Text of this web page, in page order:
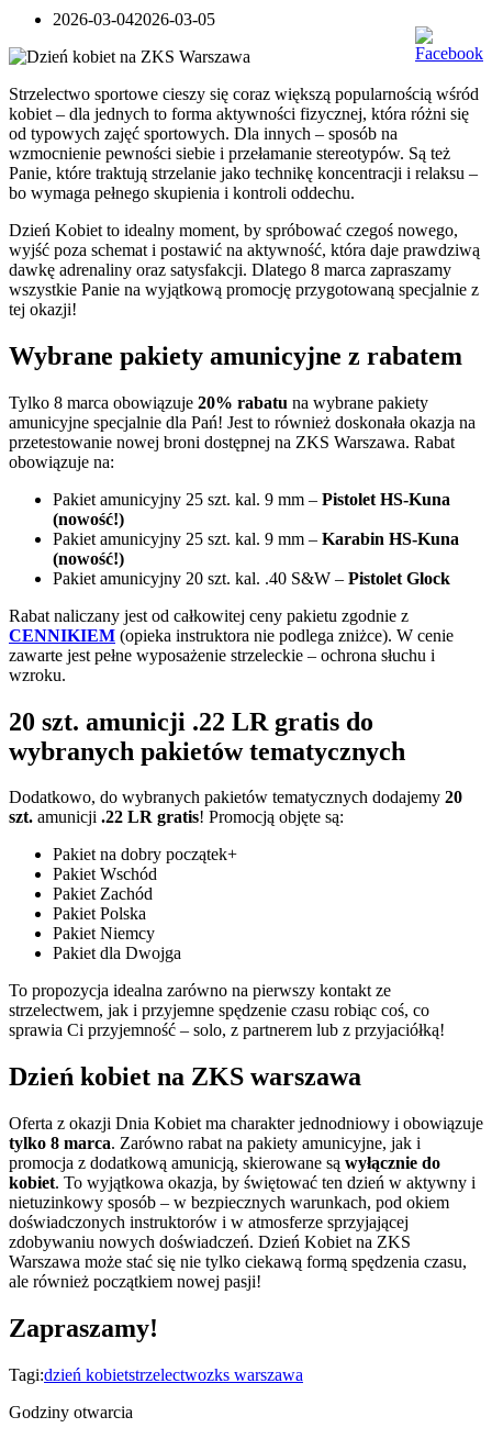
2026-03-042026-03-05
Strzelectwo sportowe cieszy się coraz większą popularnością wśród
kobiet – dla jednych to forma aktywności fizycznej, która różni się
od typowych zajęć sportowych. Dla innych – sposób na
wzmocnienie pewności siebie i przełamanie stereotypów. Są też
Panie, które traktują strzelanie jako technikę koncentracji i relaksu –
bo wymaga pełnego skupienia i kontroli oddechu.
Dzień Kobiet to idealny moment, by spróbować czegoś nowego,
wyjść poza schemat i postawić na aktywność, która daje prawdziwą
dawkę adrenaliny oraz satysfakcji. Dlatego 8 marca zapraszamy
wszystkie Panie na wyjątkową promocję przygotowaną specjalnie z
tej okazji!
Wybrane pakiety amunicyjne z rabatem
Tylko 8 marca obowiązuje 20% rabatu na wybrane pakiety
amunicyjne specjalnie dla Pań! Jest to również doskonała okazja na
przetestowanie nowej broni dostępnej na ZKS Warszawa. Rabat
obowiązuje na:
Pakiet amunicyjny 25 szt. kal. 9 mm – Pistolet HS-Kuna
(nowość!)
Pakiet amunicyjny 25 szt. kal. 9 mm – Karabin HS-Kuna
(nowość!)
Pakiet amunicyjny 20 szt. kal. .40 S&W – Pistolet Glock
Rabat naliczany jest od całkowitej ceny pakietu zgodnie z
CENNIKIEM (opieka instruktora nie podlega zniżce). W cenie
zawarte jest pełne wyposażenie strzeleckie – ochrona słuchu i
wzroku.
20 szt. amunicji .22 LR gratis do
wybranych pakietów tematycznych
Dodatkowo, do wybranych pakietów tematycznych dodajemy 20
szt. amunicji .22 LR gratis! Promocją objęte są:
Pakiet na dobry początek+
Pakiet Wschód
Pakiet Zachód
Pakiet Polska
Pakiet Niemcy
Pakiet dla Dwojga
To propozycja idealna zarówno na pierwszy kontakt ze
strzelectwem, jak i przyjemne spędzenie czasu robiąc coś, co
sprawia Ci przyjemność – solo, z partnerem lub z przyjaciółką!
Dzień kobiet na ZKS warszawa
Oferta z okazji Dnia Kobiet ma charakter jednodniowy i obowiązuje
tylko 8 marca. Zarówno rabat na pakiety amunicyjne, jak i
promocja z dodatkową amunicją, skierowane są wyłącznie do
kobiet. To wyjątkowa okazja, by świętować ten dzień w aktywny i
nietuzinkowy sposób – w bezpiecznych warunkach, pod okiem
doświadczonych instruktorów i w atmosferze sprzyjającej
zdobywaniu nowych doświadczeń. Dzień Kobiet na ZKS
Warszawa może stać się nie tylko ciekawą formą spędzenia czasu,
ale również początkiem nowej pasji!
Zapraszamy!
Tagi:dzień kobietstrzelectwozks warszawa
Godziny otwarcia